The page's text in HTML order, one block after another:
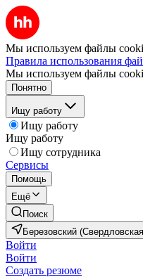
Мы используем файлы
Правила использования
Мы используем файлы
Понятно
Ищу работу
Ищу работу
Ищу работу
Ищу сотрудника
Сервисы
Помощь
Ещё
Поиск
Березовский
Войти
Войти
Создать резюме